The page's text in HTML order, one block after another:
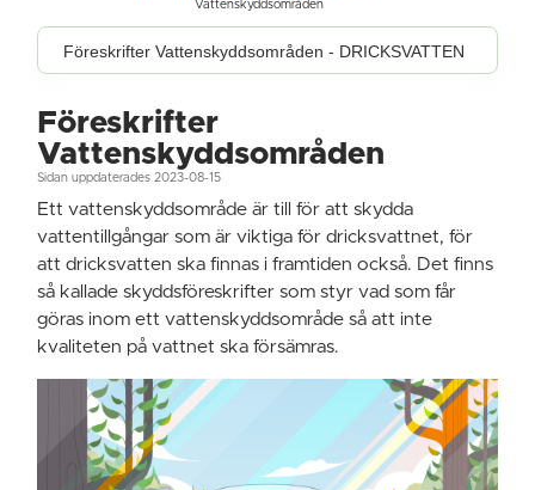
Föreskrifter
Vattenskyddsområden
Sidan uppdaterades 2023-08-15
Ett vattenskyddsområde är till för att skydda
vattentillgångar som är viktiga för dricksvattnet, för
att dricksvatten ska finnas i framtiden också. Det finns
så kallade skyddsföreskrifter som styr vad som får
göras inom ett vattenskyddsområde så att inte
kvaliteten på vattnet ska försämras.
Vattenskyddsområden
Föreskrifter Vattenskyddsområden - DRICKSVATTEN